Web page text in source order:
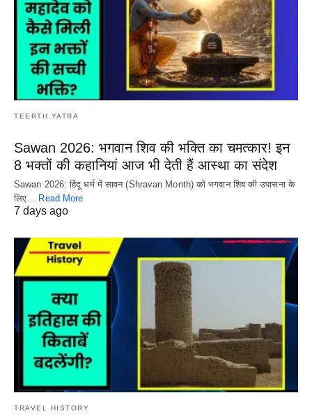
TEERTH YATRA
Sawan 2026: भगवान शिव की भक्ति का चमत्कार! इन
8 भक्तों की कहानियां आज भी देती हैं आस्था का संदेश
Sawan 2026: हिंदू धर्म में सावन (Shravan Month) को भगवान शिव की उपासना के
लिए…
Read More
7 days ago
TRAVEL HISTORY